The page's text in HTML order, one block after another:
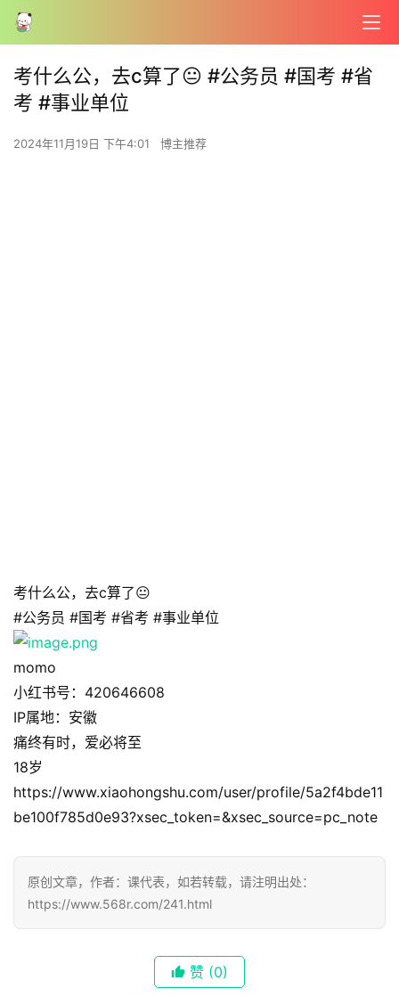
考什么公，去c算了😐 #公务员 #国考 #省
考 #事业单位
2024年11月19日 下午4:01 博主推荐
考什么公，去c算了😐
#公务员 #国考 #省考 #事业单位
momo
小红书号：420646608
IP属地：安徽
痛终有时，爱必将至
18岁
https://www.xiaohongshu.com/user/profile/5a2f4bde11
be100f785d0e93?xsec_token=&xsec_source=pc_note
原创文章，作者：课代表，如若转载，请注明出处：
https://www.568r.com/241.html
赞 (0)